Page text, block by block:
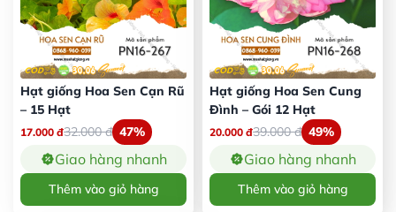
Hạt giống Hoa Sen Cạn Rũ
– 15 Hạt
17.000 đ32.000đ 47%
Giao hàng nhanh
Thêm vào giỏ hàng
Hạt giống Hoa Sen Cung
Đình – Gói 12 Hạt
20.000 đ39.000đ 49%
Giao hàng nhanh
Thêm vào giỏ hàng